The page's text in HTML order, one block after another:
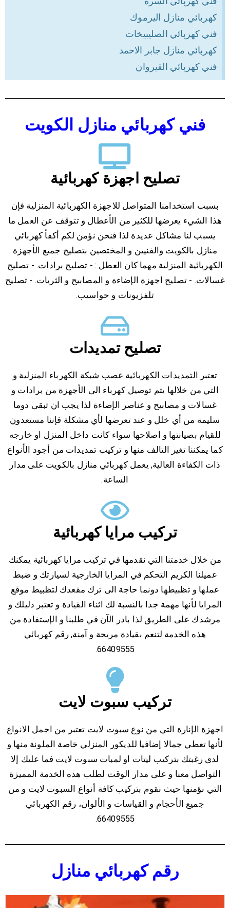
كهربائي منازل اليرموك
فني كهربائي الصليبيخات
كهربائي منازل جابر الاحمد
فني كهربائي القيروان
فني كهربائي منازل الكويت
تصليح اجهزة كهربائية
بسبب استخدامنا المتواصل للاجهزة الكهربائية المنزلية فإن
هذا الشيء يعرضها للكثير من الأعطال و تتوقف عن العمل ما
يسبب لنا مشاكل عديدة لذا فنحن نؤمن لكم أكفأ كهربائي
منازل بالكويت والفنيين و المختصين بتصليح جميع الأجهزة
الكهربائية المنزلية مهما كان العطل : - تصليح برادات. - تصليح
غسالات. - تصليح اجهزة الإضاءة و المصابيح و الثريات. - تصليح
تلفزيونات و حواسيب.
تصليح تمديدات
تعتبر التمديدات الكهربائية عصب شبكة الكهرباء المنزلية و
التي من خلالها يتم توصيل كهرباء الى الأجهزة من برادات و
غسالات و مصابيح و عناصر الإضاءة لذا يجب ان تبقى دوما
سليمة من أي خلل و عند تعرضها لأي مشكلة فإننا مستعدون
للقيام بصيانتها و اصلاحها سواء كانت داخل المنزل او خارجه
كما يمكننا تغير التالف منها و تركيب تمديدات من أجود الأنواع
ذات الكفاءة العالية, يعمل كهربائي منازل بالكويت على مدار
الساعة.
تركيب مرايا كهربائية
من خلال خدمتنا التي نقدمها في تركيب مرايا كهربائية يمكنك
عميلنا الكريم التحكم في المرايا الخارجية لسيارتك و ضبط
عملها و تظبيطها دونما حاجة الى ترك مقعدك لتظبيط موقع
المرايا لأنها مهمة جدا بالنسبة لك اثناء القيادة و تعتبر دليلك و
مرشدك على الطريق لذا بادر الآن في طلبنا و الإستفادة من
هذه الخدمة لتنعم بقيادة مريحة و آمنة, رقم كهربائي
66409555.
تركيب سبوت لايت
اجهزة الإنارة التي من نوع سبوت لايت تعتبر من اجمل الانواع
لأنها تعطي جمالا إضافيا للديكور المنزلي خاصة الملونة منها و
لدى رغبتك بتركيب ليتات او لمبات سبوت لايت فما عليك إلا
التواصل معنا و على مدار الوقت لطلب هذه الخدمة المميزة
التي نؤمنها حيث نقوم بتركيب كافة أنواع السبوت لايت و من
جميع الأحجام و القياسات و الألوان، رقم الكهربائي
66409555.
رقم كهربائي منازل